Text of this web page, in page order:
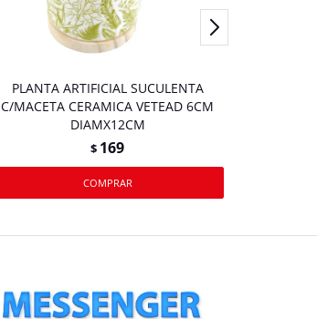
PLANTA ARTIFICIAL SUCULENTA
C/MACETA CERAMICA VETEAD 6CM
DIAMX12CM
$ 169